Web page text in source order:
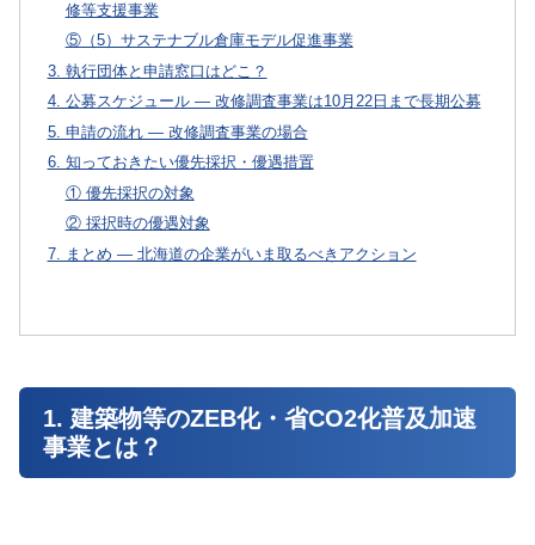
修等支援事業
⑤（5）サステナブル倉庫モデル促進事業
3. 執行団体と申請窓口はどこ？
4. 公募スケジュール — 改修調査事業は10月22日まで長期公募
5. 申請の流れ — 改修調査事業の場合
6. 知っておきたい優先採択・優遇措置
① 優先採択の対象
② 採択時の優遇対象
7. まとめ — 北海道の企業がいま取るべきアクション
1. 建築物等のZEB化・省CO2化普及加速
事業とは？